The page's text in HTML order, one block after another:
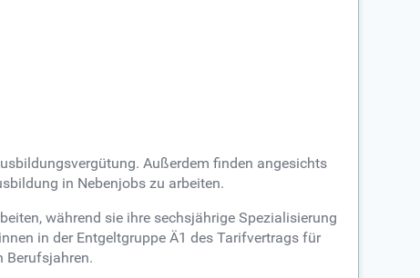
Außerdem finden angesichts
in Nebenjobs zu arbeiten.
während sie ihre sechsjährige Spezialisierung
in der Entgeltgruppe Ä1 des Tarifvertrags für
Berufsjahren.